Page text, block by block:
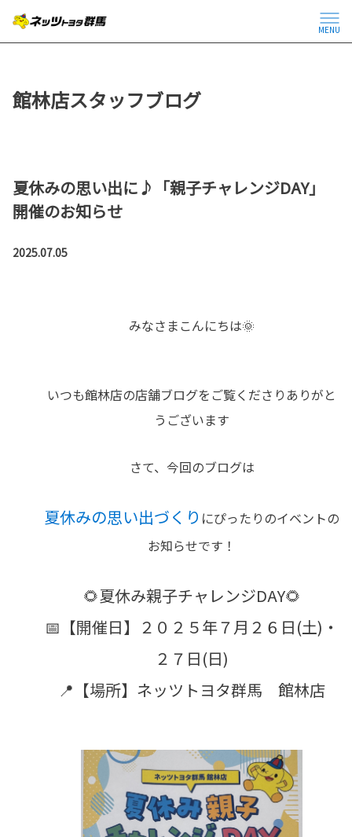
MENU
館林店スタッフブログ
夏休みの思い出に♪「親子チャレンジDAY」
開催のお知らせ
2025.07.05
みなさまこんにちは🌞
いつも館林店の店舗ブログをご覧くださりありがと
うございます
さて、今回のブログは
夏休みの思い出づくり にぴったりのイベントの
お知らせです！
🌻夏休み親子チャレンジDAY🌻
📅【開催日】２０２５年７月２６日(土)・
２７日(日)
📍【場所】ネッツトヨタ群馬 館林店